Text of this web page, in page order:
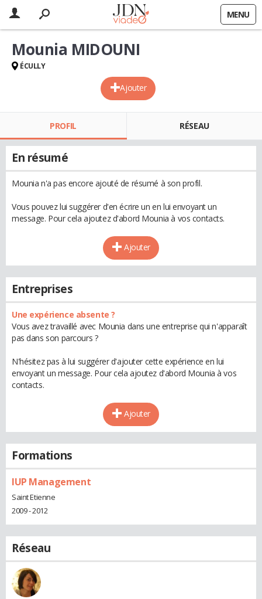
MENU
Ajouter
Mounia MIDOUNI
ÉCULLY
PROFIL RÉSEAU
En résumé
Mounia n'a pas encore ajouté de résumé à son profil.
Vous pouvez lui suggérer d'en écrire un en lui envoyant un
message. Pour cela ajoutez d'abord Mounia à vos contacts.
Ajouter
Entreprises
Une expérience absente ?
Vous avez travaillé avec Mounia dans une entreprise qui n'apparaît
pas dans son parcours ?
N'hésitez pas à lui suggérer d'ajouter cette expérience en lui
envoyant un message. Pour cela ajoutez d'abord Mounia à vos
contacts.
Ajouter
Formations
IUP Management
Saint Etienne
2009 - 2012
Réseau